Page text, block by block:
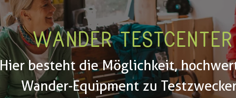
WANDER TESTCENTER
Hier besteht die Möglichkeit,
Wander-Equipment zu